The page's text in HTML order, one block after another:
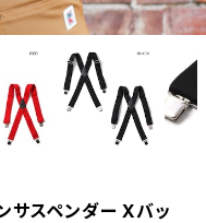
サスペンダー Xバッ